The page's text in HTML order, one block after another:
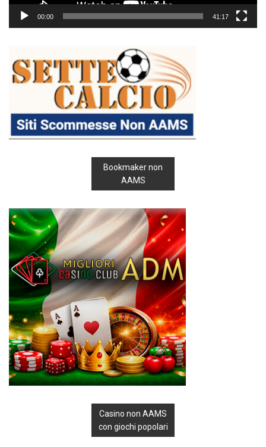
00:00 41:17
Bookmaker non
AAMS
Casino non AAMS
con giochi popolari